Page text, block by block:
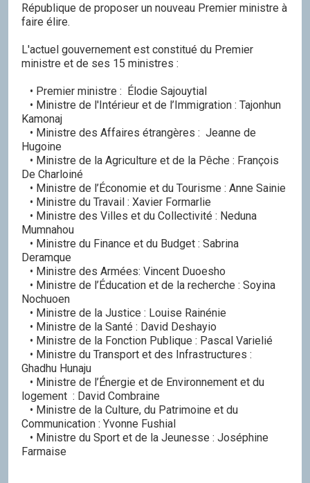
République de proposer un nouveau Premier ministre à
faire élire.
L'actuel gouvernement est constitué du Premier
ministre et de ses 15 ministres :
• Premier ministre : Élodie Sajouytial
• Ministre de l'Intérieur et de l’Immigration : Tajonhun
Kamonaj
• Ministre des Affaires étrangères : Jeanne de
Hugoine
• Ministre de la Agriculture et de la Pêche : François
De Charloiné
• Ministre de l’Économie et du Tourisme : Anne Sainie
• Ministre du Travail : Xavier Formarlie
• Ministre des Villes et du Collectivité : Neduna
Mumnahou
• Ministre du Finance et du Budget : Sabrina
Deramque
• Ministre des Armées: Vincent Duoesho
• Ministre de l’Éducation et de la recherche : Soyina
Nochuoen
• Ministre de la Justice : Louise Rainénie
• Ministre de la Santé : David Deshayio
• Ministre de la Fonction Publique : Pascal Varielié
• Ministre du Transport et des Infrastructures :
Ghadhu Hunaju
• Ministre de l’Énergie et de Environnement et du
logement : David Combraine
• Ministre de la Culture, du Patrimoine et du
Communication : Yvonne Fushial
• Ministre du Sport et de la Jeunesse : Joséphine
Farmaise